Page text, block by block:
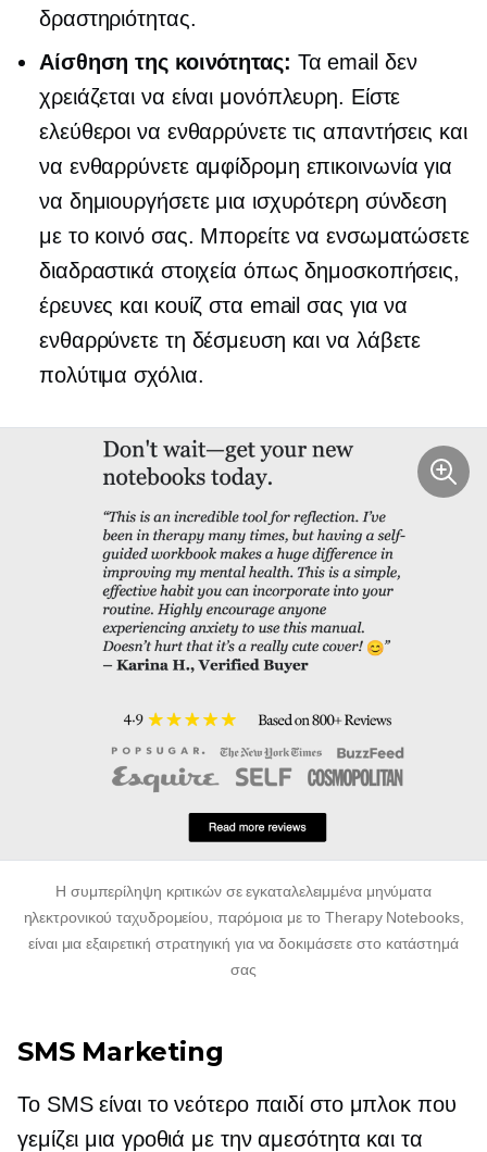
δραστηριότητας.
Αίσθηση της κοινότητας: Τα email δεν
χρειάζεται να είναι μονόπλευρη. Είστε
ελεύθεροι να ενθαρρύνετε τις απαντήσεις και
να ενθαρρύνετε αμφίδρομη επικοινωνία για
να δημιουργήσετε μια ισχυρότερη σύνδεση
με το κοινό σας. Μπορείτε να ενσωματώσετε
διαδραστικά στοιχεία όπως δημοσκοπήσεις,
έρευνες και κουίζ στα email σας για να
ενθαρρύνετε τη δέσμευση και να λάβετε
πολύτιμα σχόλια.
Η συμπερίληψη κριτικών σε εγκαταλελειμμένα μηνύματα
ηλεκτρονικού ταχυδρομείου, παρόμοια με το Therapy Notebooks,
είναι μια εξαιρετική στρατηγική για να δοκιμάσετε στο κατάστημά
σας
SMS Marketing
Το SMS είναι το νεότερο παιδί στο μπλοκ που
γεμίζει μια γροθιά με την αμεσότητα και τα